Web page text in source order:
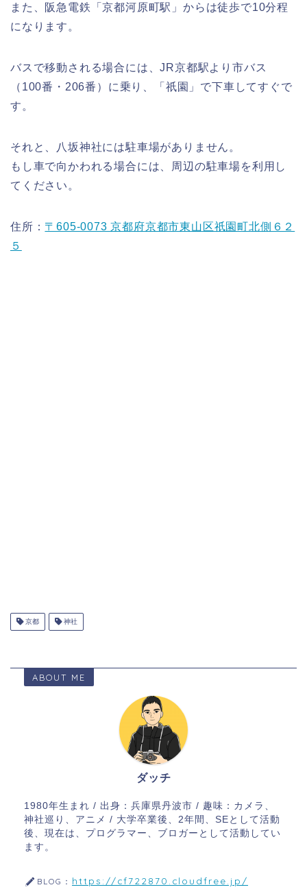
また、阪急電鉄「京都河原町駅」からは徒歩で10分程
になります。
バスで移動される場合には、JR京都駅より市バス
（100番・206番）に乗り、「祇園」で下車してすぐで
す。
それと、八坂神社には駐車場がありません。
もし車で向かわれる場合には、周辺の駐車場を利用し
てください。
住所： 〒605-0073 京都府京都市東山区祇園町北側６２
５
京都 神社
ABOUT ME
ダッチ
1980年生まれ / 出身：兵庫県丹波市 / 趣味：カメラ、
神社巡り、アニメ / 大学卒業後、2年間、SEとして活動
後、現在は、プログラマー、ブロガーとして活動してい
ます。
BLOG： https://cf722870.cloudfree.jp/